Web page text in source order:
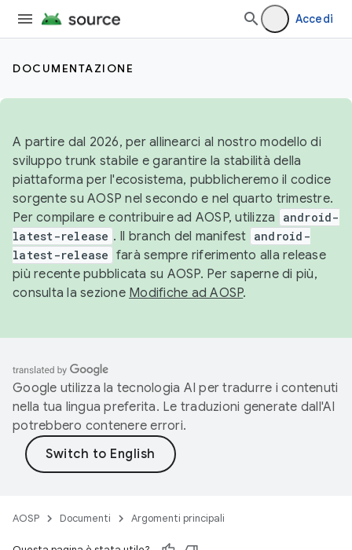
Accedi
DOCUMENTAZIONE
A partire dal 2026, per allinearci al nostro modello di
sviluppo trunk stabile e garantire la stabilità della
piattaforma per l'ecosistema, pubblicheremo il codice
sorgente su AOSP nel secondo e nel quarto trimestre.
Per compilare e contribuire ad AOSP, utilizza
android-
latest-release . Il branch del manifest android-
latest-release farà sempre riferimento alla release
più recente pubblicata su AOSP. Per saperne di più,
consulta la sezione Modifiche ad AOSP.
Google utilizza la tecnologia AI per tradurre i contenuti
nella tua lingua preferita. Le traduzioni generate dall'AI
potrebbero contenere errori.
AOSP Documenti Argomenti principali